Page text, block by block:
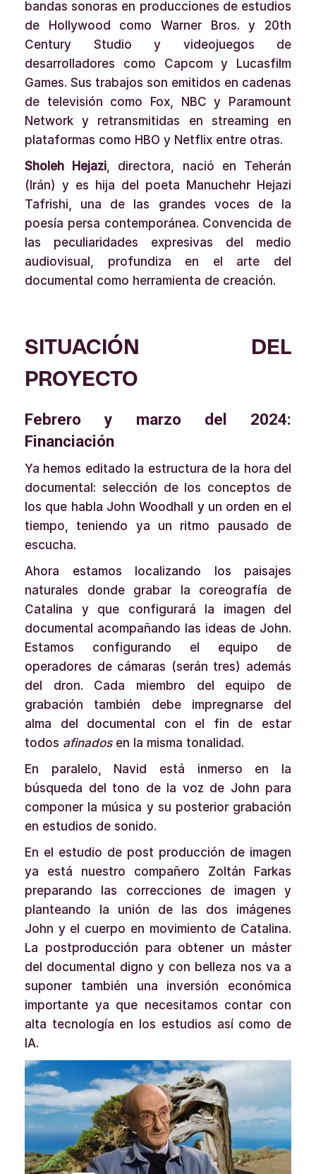
bandas sonoras en producciones de estudios
de Hollywood como Warner Bros. y 20th
Century Studio y videojuegos de
desarrolladores como Capcom y Lucasfilm
Games. Sus trabajos son emitidos en cadenas
de televisión como Fox, NBC y Paramount
Network y retransmitidas en streaming en
plataformas como HBO y Netflix entre otras.
Sholeh Hejazi, directora, nació en Teherán
(Irán) y es hija del poeta Manuchehr Hejazi
Tafrishi, una de las grandes voces de la
poesía persa contemporánea. Convencida de
las peculiaridades expresivas del medio
audiovisual, profundiza en el arte del
documental como herramienta de creación.
SITUACIÓN DEL
PROYECTO
Febrero y marzo del 2024:
Financiación
Ya hemos editado la estructura de la hora del
documental: selección de los conceptos de
los que habla John Woodhall y un orden en el
tiempo, teniendo ya un ritmo pausado de
escucha.
Ahora estamos localizando los paisajes
naturales donde grabar la coreografía de
Catalina y que configurará la imagen del
documental acompañando las ideas de John.
Estamos configurando el equipo de
operadores de cámaras (serán tres) además
del dron. Cada miembro del equipo de
grabación también debe impregnarse del
alma del documental con el fin de estar
todos afinadosen la misma tonalidad.
En paralelo, Navid está inmerso en la
búsqueda del tono de la voz de John para
componer la música y su posterior grabación
en estudios de sonido.
En el estudio de post producción de imagen
ya está nuestro compañero Zoltán Farkas
preparando las correcciones de imagen y
planteando la unión de las dos imágenes
John y el cuerpo en movimiento de Catalina.
La postproducción para obtener un máster
del documental digno y con belleza nos va a
suponer también una inversión económica
importante ya que necesitamos contar con
alta tecnología en los estudios así como de
IA.